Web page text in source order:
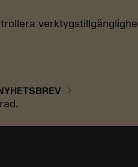
chevron_right